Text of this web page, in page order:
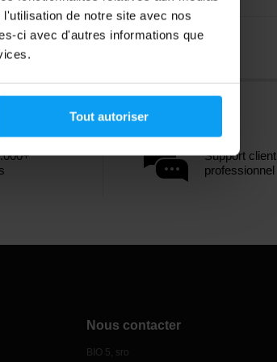
de notre site avec nos
ci avec d'autres informations que
Tout autoriser
Support client
professionnel
Nous contacter
BIO 5, sro